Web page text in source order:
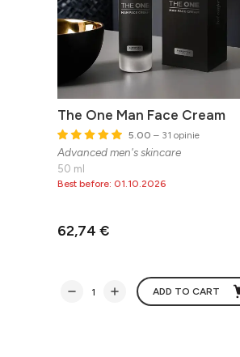
The One Man Face Cream
5.00 – 31 opinie
Advanced men's skincare
50 ml
Best before: 01.10.2026
62,74 €
ADD TO CART